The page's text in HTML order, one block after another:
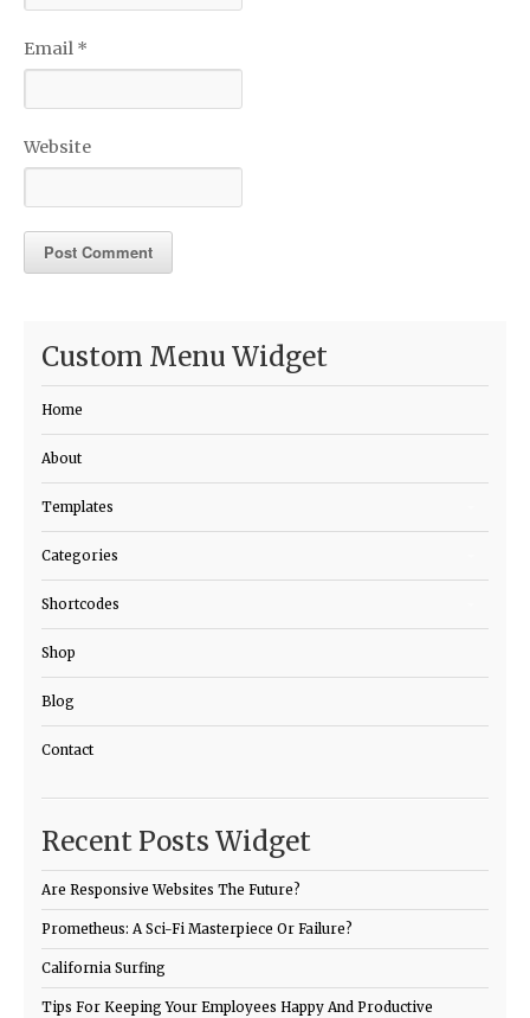
Email *
Website
Custom Menu Widget
Home
About
Templates
Categories
Shortcodes
Shop
Blog
Contact
Recent Posts Widget
Are Responsive Websites The Future?
Prometheus: A Sci-Fi Masterpiece Or Failure?
California Surfing
Tips For Keeping Your Employees Happy And Productive